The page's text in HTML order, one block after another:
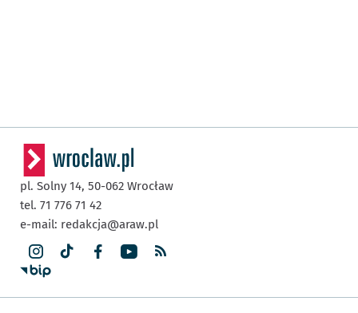
pl. Solny 14, 50-062 Wrocław
tel. 71 776 71 42
e-mail: redakcja@araw.pl